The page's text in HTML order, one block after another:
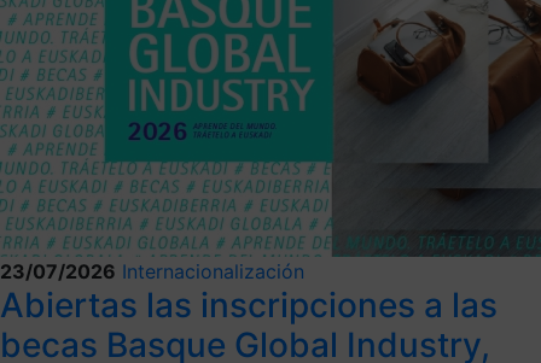
23/07/2026 Internacionalización
Abiertas las inscripciones a las
becas Basque Global Industry,